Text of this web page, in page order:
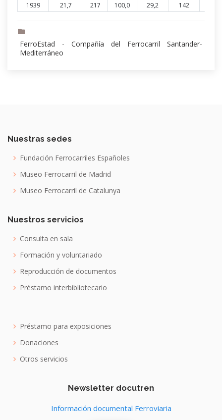
1939
21,7 217 100,0 29,2 142
FerroEstad - Compañía del Ferrocarril Santander-
Mediterráneo
Nuestras sedes
Fundación Ferrocarriles Españoles
Museo Ferrocarril de Madrid
Museo Ferrocarril de Catalunya
Nuestros servicios
Consulta en sala
Formación y voluntariado
Reproducción de documentos
Préstamo interbibliotecario
Préstamo para exposiciones
Donaciones
Otros servicios
Newsletter docutren
Información documental Ferroviaria